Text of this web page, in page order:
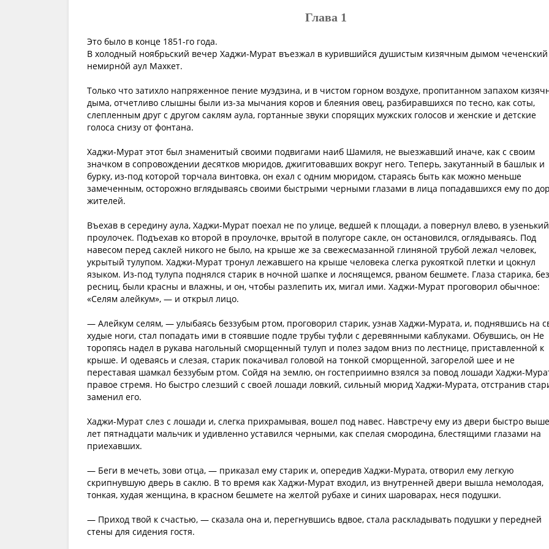
Глава 1
Это было в конце 1851-го года.
В холодный ноябрьский вечер Хаджи-Мурат въезжал в курившийся душистым кизячным дымом чеченский
немирно́й аул Махкет.
Только что затихло напряженное пение муэдзина, и в чистом горном воздухе, пропитанном запахом
дыма, отчетливо слышны были из-за мычания коров и блеяния овец, разбиравшихся по тесно, как соты,
слепленным друг с другом саклям аула, гортанные звуки спорящих мужских голосов и женские и детские
голоса снизу от фонтана.
Хаджи-Мурат этот был знаменитый своими подвигами наиб Шамиля, не выезжавший иначе, как с своим
значком в сопровождении десятков мюридов, джигитовавших вокруг него. Теперь, закутанный в башлык и
бурку, из-под которой торчала винтовка, он ехал с одним мюридом, стараясь быть как можно меньше
замеченным, осторожно вглядываясь своими быстрыми черными глазами в лица попадавшихся ему по
жителей.
Въехав в середину аула, Хаджи-Мурат поехал не по улице, ведшей к площади, а повернул влево, в узенький
проулочек. Подъехав ко второй в проулочке, врытой в полугоре сакле, он остановился, оглядываясь. Под
навесом перед саклей никого не было, на крыше же за свежесмазанной глиняной трубой лежал человек,
укрытый тулупом. Хаджи-Мурат тронул лежавшего на крыше человека слегка рукояткой плетки и цокнул
языком. Из-под тулупа поднялся старик в ночной шапке и лоснящемся, рваном бешмете. Глаза старика, без
ресниц, были красны и влажны, и он, чтобы разлепить их, мигал ими. Хаджи-Мурат проговорил обычное:
«Селям алейкум», — и открыл лицо.
— Алейкум селям, — улыбаясь беззубым ртом, проговорил старик, узнав Хаджи-Мурата, и, поднявшись на
худые ноги, стал попадать ими в стоявшие подле трубы туфли с деревянными каблуками. Обувшись, он Не
торопясь надел в рукава нагольный сморщенный тулуп и полез задом вниз по лестнице, приставленной к
крыше. И одеваясь и слезая, старик покачивал головой на тонкой сморщенной, загорелой шее и не
переставая шамкал беззубым ртом. Сойдя на землю, он гостеприимно взялся за повод лошади Хаджи-
правое стремя. Но быстро слезший с своей лошади ловкий, сильный мюрид Хаджи-Мурата, отстранив
заменил его.
Хаджи-Мурат слез с лошади и, слегка прихрамывая, вошел под навес. Навстречу ему из двери быстро
лет пятнадцати мальчик и удивленно уставился черными, как спелая смородина, блестящими глазами на
приехавших.
— Беги в мечеть, зови отца, — приказал ему старик и, опередив Хаджи-Мурата, отворил ему легкую
скрипнувшую дверь в саклю. В то время как Хаджи-Мурат входил, из внутренней двери вышла немолодая,
тонкая, худая женщина, в красном бешмете на желтой рубахе и синих шароварах, неся подушки.
— Приход твой к счастью, — сказала она и, перегнувшись вдвое, стала раскладывать подушки у передней
стены для сидения гостя.